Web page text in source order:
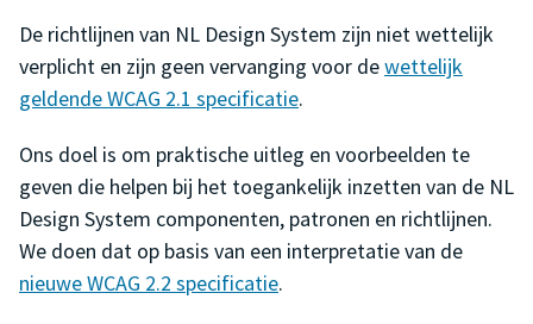
De richtlijnen van NL Design System zijn niet wettelijk
verplicht en zijn geen vervanging voor dewettelijk
geldende WCAG 2.1 specificatie.
Ons doel is om praktische uitleg en voorbeelden te
geven die helpen bij het toegankelijk inzetten van de NL
Design System componenten, patronen en richtlijnen.
We doen dat op basis van een interpretatie van de
nieuwe WCAG 2.2 specificatie.